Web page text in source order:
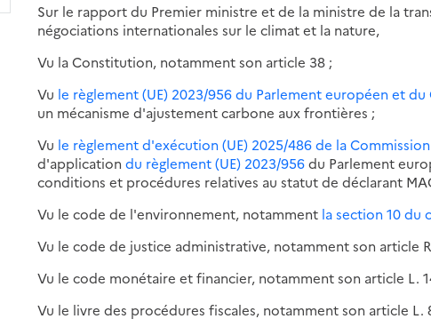
Sur le rapport du Premier ministre et de la ministre de la
négociations internationales sur le climat et la nature,
Vu la Constitution, notamment son article 38 ;
Vu le règlement (UE) 2023/956 du Parlement européen et du
un mécanisme d'ajustement carbone aux frontières ;
Vu le règlement d'exécution (UE) 2025/486 de la
d'applicationdu règlement (UE) 2023/956du Parlement
conditions et procédures relatives au statut de déclarant
Vu le code de l'environnement, notamment la section 10 du
Vu le code de justice administrative, notamment son article
Vu le code monétaire et financier, notamment son article L.
Vu le livre des procédures fiscales, notamment son article L.